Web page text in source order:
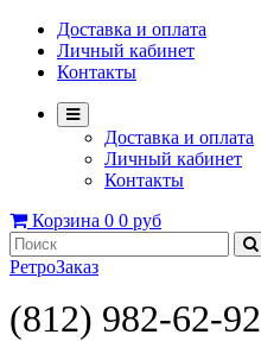
Доставка и оплата
Личный кабинет
Контакты
Доставка и оплата
Личный кабинет
Контакты
Корзина 0 0 руб
РетроЗаказ
(812) 982-62-92